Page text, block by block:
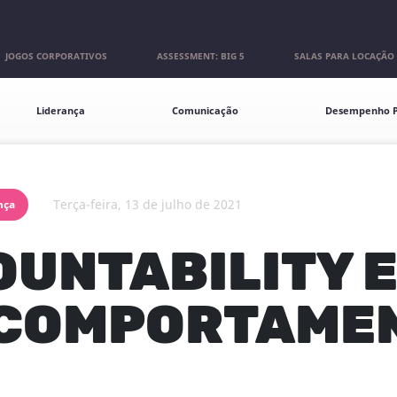
JOGOS CORPORATIVOS ASSESSMENT: BIG 5 SALAS PARA LOCAÇÃO
Liderança Comunicação Desempenho
terça-feira, 13 de julho de 2021